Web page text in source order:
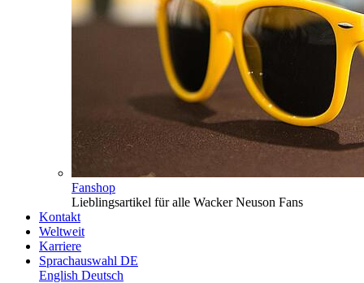
Fanshop
Lieblingsartikel für alle Wacker Neuson Fans
Kontakt
Weltweit
Karriere
Sprachauswahl DE
English Deutsch